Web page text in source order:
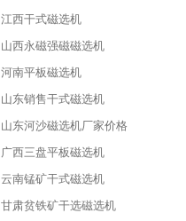
江西干式磁选机
山西永磁强磁磁选机
河南平板磁选机
山东销售干式磁选机
山东河沙磁选机厂家价格
广西三盘平板磁选机
云南锰矿干式磁选机
甘肃贫铁矿干选磁选机